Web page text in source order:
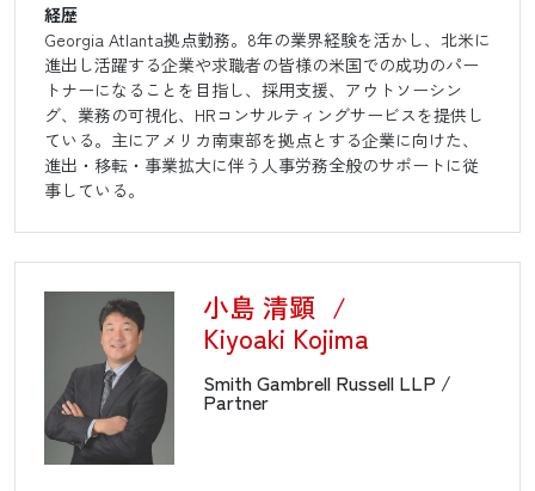
経歴
Georgia Atlanta拠点勤務。8年の業界経験を活かし、北米に
進出し活躍する企業や求職者の皆様の米国での成功のパー
トナーになることを目指し、採用支援、アウトソーシン
グ、業務の可視化、HRコンサルティングサービスを提供し
ている。主にアメリカ南東部を拠点とする企業に向けた、
進出・移転・事業拡大に伴う人事労務全般のサポートに従
事している。
小島 清顕 /
Kiyoaki Kojima
Smith Gambrell Russell LLP /
Partner